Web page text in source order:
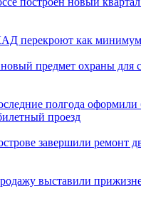
перекроют как минимум
предмет охраны для
полгода оформили
проезд
завершили ремонт
выставили